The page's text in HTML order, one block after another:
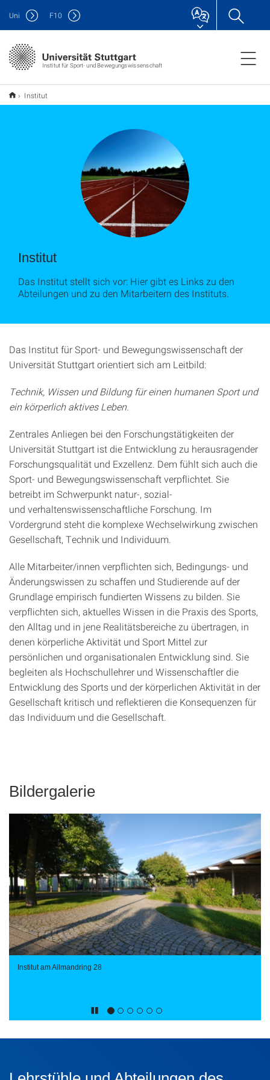
Institut für Sport- und Bewegungswissenschaft
Uni F10
Institut
Institut
Das Institut stellt sich vor: Hier gibt es Links zu den
Abteilungen und zu den Mitarbeitern des Instituts.
Das Institut für Sport- und Bewegungswissenschaft der
Universität Stuttgart orientiert sich am Leitbild:
Technik, Wissen und Bildung für einen humanen Sport und
ein körperlich aktives Leben.
Zentrales Anliegen bei den Forschungstätigkeiten der
Universität Stuttgart ist die Entwicklung zu herausragender
Forschungsqualität und Exzellenz. Dem fühlt sich auch die
Sport- und Bewegungswissenschaft verpflichtet. Sie
betreibt im Schwerpunkt natur-, sozial-
und verhaltenswissenschaftliche Forschung. Im
Vordergrund steht die komplexe Wechselwirkung zwischen
Gesellschaft, Technik und Individuum.
Alle Mitarbeiter/innen verpflichten sich, Bedingungs- und
Änderungswissen zu schaffen und Studierende auf der
Grundlage empirisch fundierten Wissens zu bilden. Sie
verpflichten sich, aktuelles Wissen in die Praxis des Sports,
den Alltag und in jene Realitätsbereiche zu übertragen, in
denen körperliche Aktivität und Sport Mittel zur
persönlichen und organisationalen Entwicklung sind. Sie
begleiten als Hochschullehrer und Wissenschaftler die
Entwicklung des Sports und der körperlichen Aktivität in der
Gesellschaft kritisch und reflektieren die Konsequenzen für
das Individuum und die Gesellschaft.
Bildergalerie
Institut am Allmandring 28